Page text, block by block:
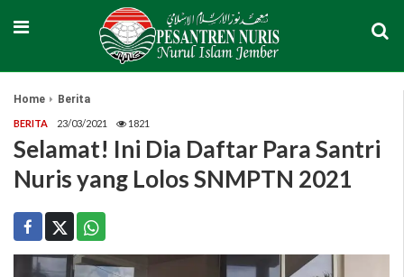
Home Berita
BERITA 23/03/2021 1821
Selamat! Ini Dia Daftar Para Santri
Nuris yang Lolos SNMPTN 2021